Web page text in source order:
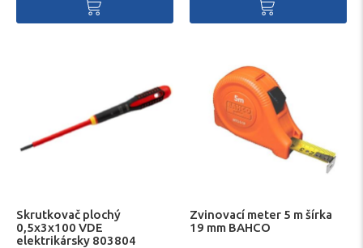
Skrutkovač plochý
0,5x3x100 VDE
elektrikársky 803804
Zvinovací meter 5 m šírka
19 mm BAHCO